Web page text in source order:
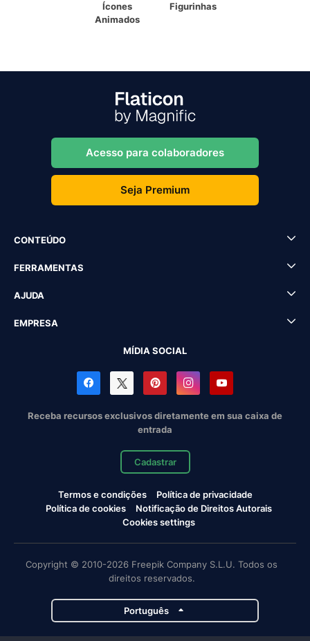
Ícones
Animados
Figurinhas
Acesso para colaboradores
Seja Premium
CONTEÚDO
FERRAMENTAS
AJUDA
EMPRESA
MÍDIA SOCIAL
Receba recursos exclusivos diretamente em sua caixa de
entrada
Cadastrar
Termos e condições
Política de privacidade
Política de cookies
Notificação de Direitos Autorais
Cookies settings
Copyright © 2010-2026 Freepik Company S.L.U. Todos os
direitos reservados.
Português